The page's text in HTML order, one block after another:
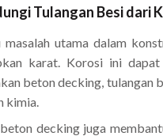
Tulangan Besi dari
masalah utama dalam
karat. Korosi ini
beton decking, tulangan
kimia.
decking juga